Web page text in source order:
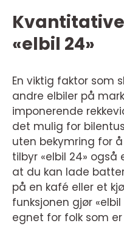
«elbil 24»
En viktig faktor som
andre elbiler på
imponerende
det mulig for
uten bekymring for
tilbyr «elbil 24» også
at du kan lade
på en kafé eller et
funksjonen gjør
egnet for folk som